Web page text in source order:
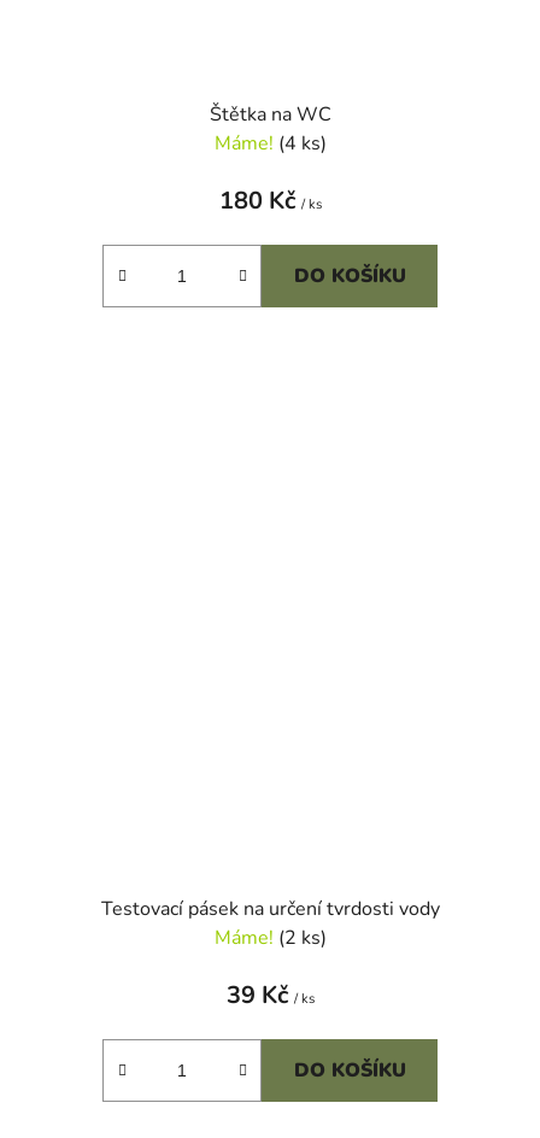
Štětka na WC
Máme! (4 ks)
180 Kč / ks
DO KOŠÍKU
Testovací pásek na určení tvrdosti vody
Máme! (2 ks)
39 Kč / ks
DO KOŠÍKU